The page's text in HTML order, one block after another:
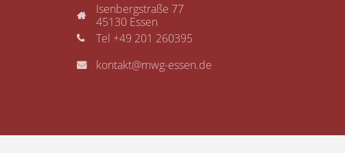
Isenbergstraße 77
45130 Essen
Tel +49 201 260395
kontakt@mwg-essen.de